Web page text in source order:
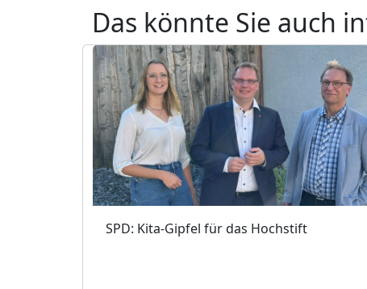
Das könnte Sie auch
SPD: Kita-Gipfel für das Hochstift